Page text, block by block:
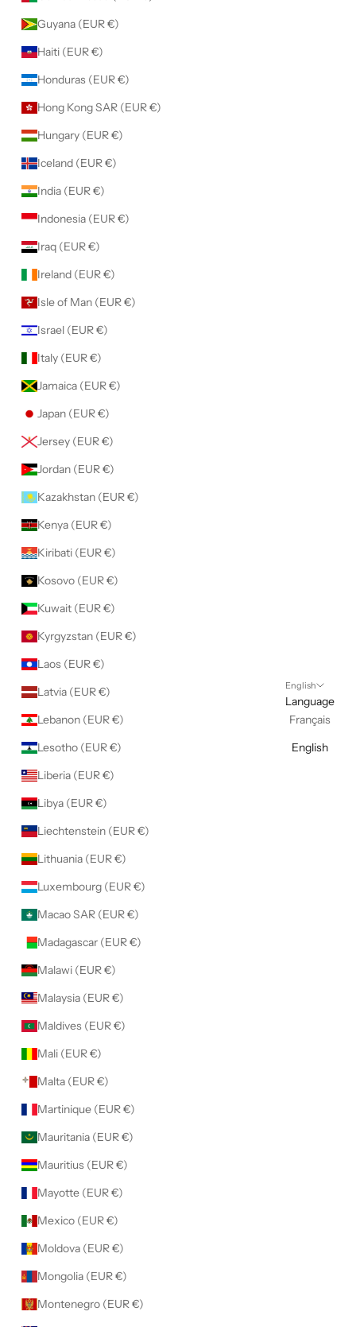
Guyana (EUR €)
Haiti (EUR €)
Honduras (EUR €)
Hong Kong SAR (EUR €)
Hungary (EUR €)
Iceland (EUR €)
India (EUR €)
Indonesia (EUR €)
Iraq (EUR €)
Ireland (EUR €)
Isle of Man (EUR €)
Israel (EUR €)
Italy (EUR €)
Jamaica (EUR €)
Japan (EUR €)
Jersey (EUR €)
Jordan (EUR €)
Kazakhstan (EUR €)
Kenya (EUR €)
Kiribati (EUR €)
Kosovo (EUR €)
Kuwait (EUR €)
Kyrgyzstan (EUR €)
Laos (EUR €)
Latvia (EUR €)
Lebanon (EUR €)
Lesotho (EUR €)
Liberia (EUR €)
Libya (EUR €)
Liechtenstein (EUR €)
Lithuania (EUR €)
Luxembourg (EUR €)
Macao SAR (EUR €)
Madagascar (EUR €)
Malawi (EUR €)
Malaysia (EUR €)
Maldives (EUR €)
Mali (EUR €)
Malta (EUR €)
Martinique (EUR €)
Mauritania (EUR €)
Mauritius (EUR €)
Mayotte (EUR €)
Mexico (EUR €)
Moldova (EUR €)
Mongolia (EUR €)
Montenegro (EUR €)
English
Language
Français
English